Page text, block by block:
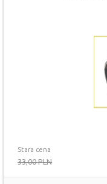
Stara cena
33,00 PLN